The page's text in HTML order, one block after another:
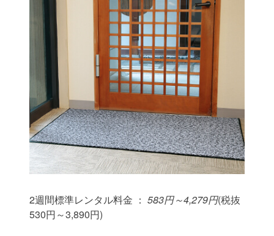
2週間標準レンタル料金 ： 583円～4,279円(税抜
530円～3,890円)